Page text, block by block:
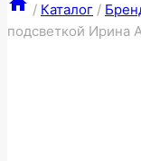
/ Каталог /
подсветкой Ирина